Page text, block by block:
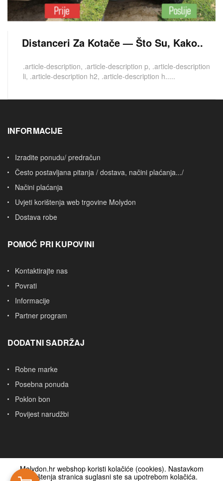
Distanceri Za Kotače — Što Su, Kako..
.article-description, .article-description p, .article-description
li, .article-description h2, .article-description h.....
Molydon.hr webshop koristi kolačiće (cookies). Nastavkom
korištenja stranica suglasni ste sa upotrebom kolačića.
INFORMACIJE
Izradite ponudu/ predračun
Često postavljana pitanja / dostava, načini plaćanja.../
Načini plaćanja
Uvjeti korištenja web trgovine Molydon
Dostava robe
POMOĆ PRI KUPOVINI
Kontaktirajte nas
Povrati
Informacije
Partner program
DODATNI SADRŽAJ
Robne marke
Posebna ponuda
Poklon bon
Povijest narudžbi